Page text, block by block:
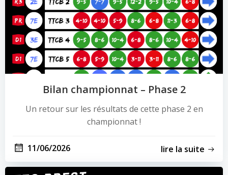
Bilan championnat – Phase 2
Un retour sur les résultats de cette phase 2 en
championnat !
11/06/2026 lire la suite